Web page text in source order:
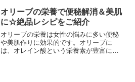
を引き起こしてしまうこともがありま
す。そのなかでも特に女性にとって困る
のは、肌荒れですね。便秘と肌荒れは切
っても切れない関係にあるのです。女
性...
オリーブの栄養で便秘解消＆美肌
に☆絶品レシピをご紹介
オリーブの栄養は女性の悩みに多い便秘
や美肌作りに効果的です。オリーブに
は、オレイン酸という栄養素が豊富に含